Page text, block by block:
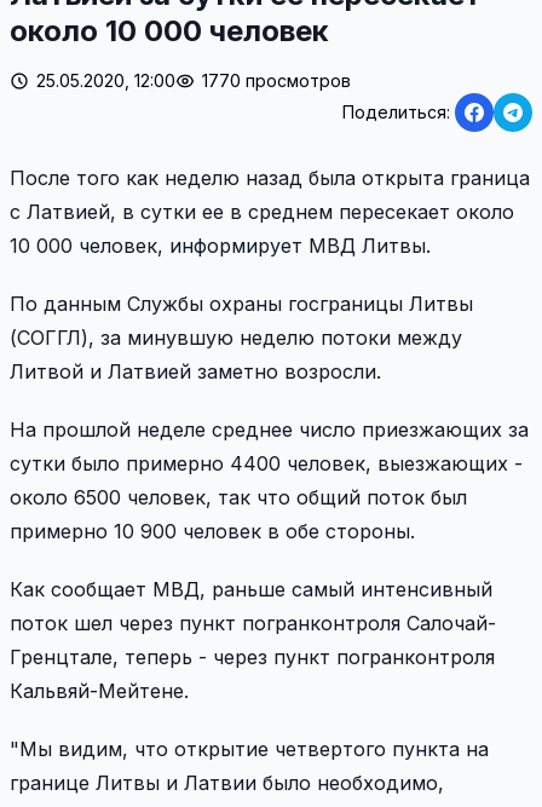
около 10 000 человек
25.05.2020, 12:00
1770 просмотров
Поделиться:
После того как неделю назад была открыта граница
с Латвией, в сутки ее в среднем пересекает около
10 000 человек, информирует МВД Литвы.
По данным Службы охраны госграницы Литвы
(СОГГЛ), за минувшую неделю потоки между
Литвой и Латвией заметно возросли.
На прошлой неделе среднее число приезжающих за
сутки было примерно 4400 человек, выезжающих -
около 6500 человек, так что общий поток был
примерно 10 900 человек в обе стороны.
Как сообщает МВД, раньше самый интенсивный
поток шел через пункт погранконтроля Салочай-
Гренцтале, теперь - через пункт погранконтроля
Кальвяй-Мейтене.
"Мы видим, что открытие четвертого пункта на
границе Литвы и Латвии было необходимо,